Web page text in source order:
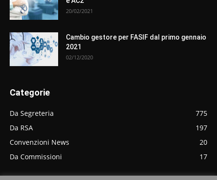
20/02/2021
Cambio gestore per FASIF dal primo gennaio
2021
02/12/2020
Categorie
Da Segreteria
775
Da RSA
197
Convenzioni News
20
Da Commissioni
17